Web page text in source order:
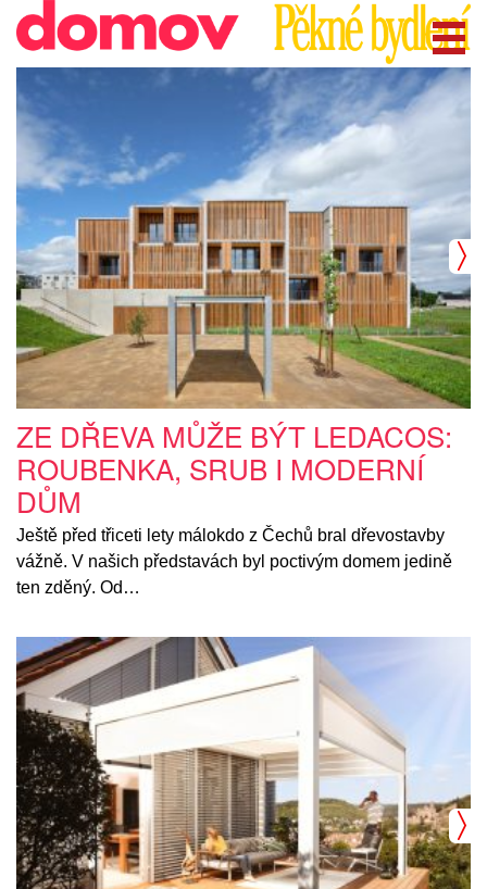
ZE DŘEVA MŮŽE BÝT LEDACOS:
ROUBENKA, SRUB I MODERNÍ
DŮM
Ještě před třiceti lety málokdo z Čechů bral dřevostavby
vážně. V našich představách byl poctivým domem jedině
ten zděný. Od…